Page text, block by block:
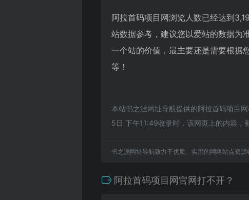
阿拉首码项目网浏览人数已经达到
站数据参考，建议您以爱站的数据为
一个站的价值，最主要还是需要根据
等！
本站书之涯网址导航提供的阿拉首码项目
5日 下午11:49收录时，该网页上的内容，
书之涯网址导航致力于优质、实用的网络站点资源
阿拉首码项目网官网打不开？